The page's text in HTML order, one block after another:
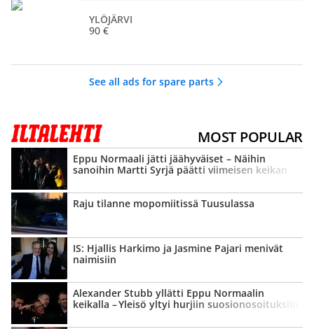
YLÖJÄRVI
90 €
See all ads for spare parts
MOST POPULAR
Eppu Normaali jätti jäähyväiset – Näihin
sanoihin Martti Syrjä päätti viimeisen keikan
Raju tilanne mopomiitissä Tuusulassa
IS: Hjallis Harkimo ja Jasmine Pajari menivät
naimisiin
Alexander Stubb yllätti Eppu Normaalin
keikalla – Yleisö yltyi hurjiin suosion­osoituksiin